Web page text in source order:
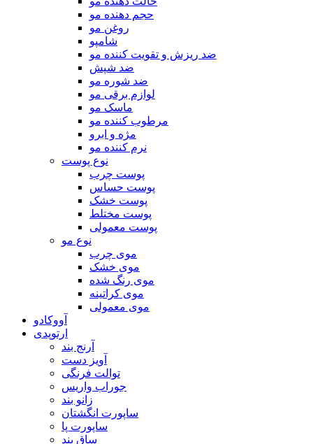
حجم دهنده مو
روغن مو
شامپو
ضد ریزش و تقویت کننده مو
ضد شپش
ضد شوره مو
لوازم برقی مو
ماسک مو
مرطوب کننده مو
مژه و ابرو
نرم کننده مو
نوع پوست
پوست چرب
پوست حساس
پوست خشک
پوست مختلط
پوست معمولی
نوع مو
موی چرب
موی خشک
موی رنگ شده
موی کراتینه
موی معمولی
آووکادو
ارتوپدی
آرنج بند
آویز دست
توالت فرنگی
جوراب واریس
زانو بند
ساپورت انگشتان
ساپورت پا
ساق بند